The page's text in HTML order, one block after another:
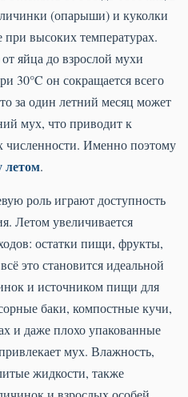
(опарыши) и куколки
при высоких температурах.
яйца до взрослой мухи
30°C он сокращается всего
за один летний месяц может
мух, что приводит к
численности. Именно поэтому
летом.
роль играют доступность
Летом увеличивается
остатки пищи, фрукты,
это становится идеальной
и источником пищи для
баки, компостные кучи,
и даже плохо упакованные
мух. Влажность,
жидкости, также